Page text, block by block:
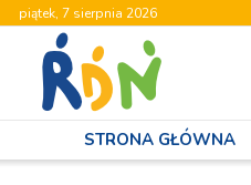
piątek, 7 sierpnia 2026
STRONA GŁÓWNA